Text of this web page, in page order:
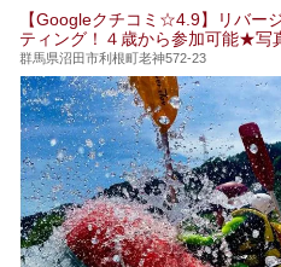
【Googleクチコミ☆4.9】リバー
ティング！４歳から参加可能★写
群馬県沼田市利根町老神572-23